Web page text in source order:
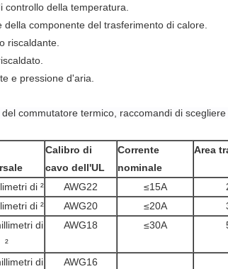
controllo della temperatura.
della componente del trasferimento di calore.
riscaldante.
e pressione d'aria.
commutatore termico, raccomandi di
Calibro di
cavo dell'UL
Corrente
nominale
Area
di ² AWG22 ≤15A
di ² AWG20 ≤20A
di
²
AWG18 ≤30A
di
AWG16